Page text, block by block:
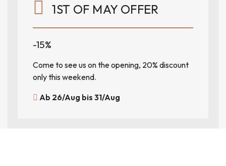
1ST OF MAY OFFER
-15%
Come to see us on the opening, 20% discount
only this weekend.
Ab 26/Aug bis 31/Aug